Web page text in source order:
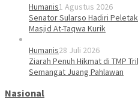
Humanis1 Agustus 2026
Senator Sularso Hadiri
Masjid At-Taqwa Kurik
Humanis28 Juli 2026
Ziarah Penuh Hikmat di TMP
Semangat Juang Pahlawan
Nasional